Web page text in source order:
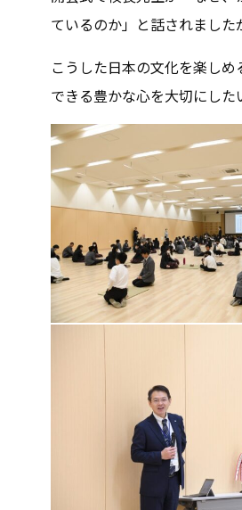
ているのか」と話されました
こうした日本の文化を楽し
できる豊かな心を大切にした